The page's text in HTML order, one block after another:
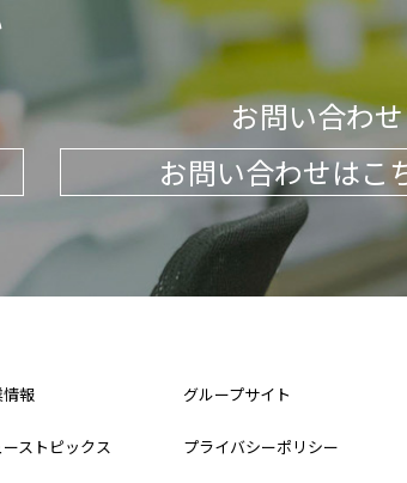
お問い合わ
お問い合わせはこ
情報
ストピックス
グループサイト
プライバシーポリシー